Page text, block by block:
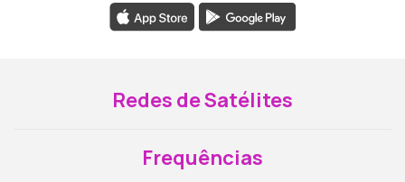
Redes de Satélites
Frequências